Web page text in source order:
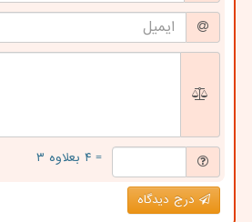
= ۴ بعلاوه ۳
درج دیدگاه